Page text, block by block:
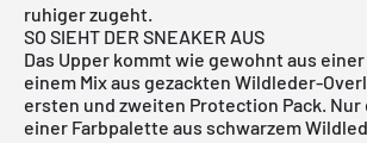
ruhiger zugeht.
SO SIEHT DER SNEAKER AUS
Das Upper kommt wie gewohnt aus
einem Mix aus gezackten Wildleder-
ersten und zweiten Protection Pack.
einer Farbpalette aus schwarzem